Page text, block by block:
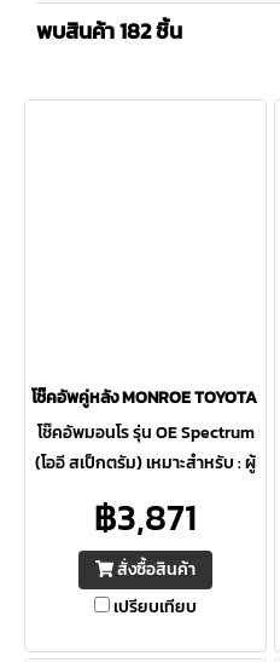
พบสินค้า 182 ชิ้น
โช๊คอัพคู่หลัง MONROE TOYOTA
โช๊คอัพมอนโร รุ่น OE Spectrum
(โออี สเป็กตรัม) เหมาะสำหรับ : ผู้
ความควบคุมดีเยี่ยม ภายใต้การ
ขับขี่ต่อเนื่อง
฿3,871
สั่งซื้อสินค้า
เปรียบเทียบ